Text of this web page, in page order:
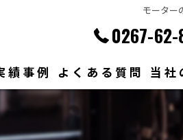
モーター
0267-62-
績事例 よくある質問 当社